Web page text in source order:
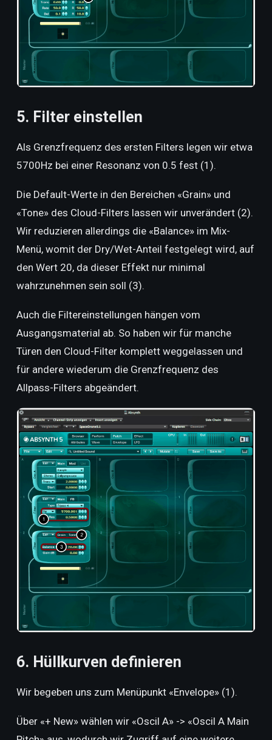
5. Filter einstellen
Als Grenzfrequenz des ersten Filters legen wir etwa
5700Hz bei einer Resonanz von 0.5 fest (1).
Die Default-Werte in den Bereichen «Grain» und
«Tone» des Cloud-Filters lassen wir unverändert (2).
Wir reduzieren allerdings die «Balance» im Mix-
Menü, womit der Dry/Wet-Anteil festgelegt wird, auf
den Wert 20, da dieser Effekt nur minimal
wahrzunehmen sein soll (3).
Auch die Filtereinstellungen hängen vom
Ausgangsmaterial ab. So haben wir für manche
Türen den Cloud-Filter komplett weggelassen und
für andere wiederum die Grenzfrequenz des
Allpass-Filters abgeändert.
6. Hüllkurven definieren
Wir begeben uns zum Menüpunkt «Envelope» (1).
Über «+ New» wählen wir «Oscil A» -> «Oscil A Main